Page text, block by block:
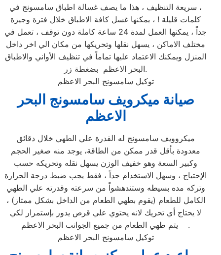
، سريعة التنظيف ، هذا ما يصف غسالة اطباق سامسونج في
كلمات قليلة ! ، يمكنها غسل كافة الاطباق خلال فترة وجيزة
جداً ، يمكنها العمل لمدة 24 ساعة كاملة دون توقف ، تعمل في
مختلف الاماكن ، يسهل نقلها وتحريكها من مكان الي اخر داخل
المنزل ويمكنك الاعتماد عليها تماماً في تنظيف الأواني والاطباق
البحر الاعظم بضغطة زر.
توكيل سامسونج البحر الاعظم
صيانة ميكرويف سامسونج البحر
الاعظم
ميكروويف سامسونج له القدرة علي الطهي خلال دقائق
معدودة بأقل قدر ممكن من الطاقة، يوجد منه صغير الحجم
وكبير السعة وهو خفيف الوزن يسهل نقله وتحريكه حسب
الإحتياج ، وسهل الاستخدام جداً ، فقط يجب ضبط درجة الحرارة
وتركه مده بسيطه وستندهشواً من سرعته وقدرته علي الطهي
الكامل للطعام (يقوم بطهي الطعام من الداخل بشكل ممتاز) ،
لا يحتاج أي تحريك لانه يحتوي علي قرص يدور بإستمرار لكي
يتم طهي الطعام من جميع الجوانب البحر الاعظم .
توكيل سامسونج البحر الاعظم